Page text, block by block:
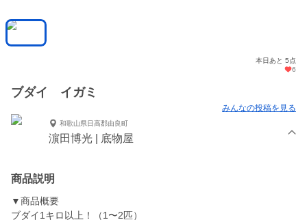
本日あと 5点
6
ブダイ イガミ
みんなの投稿を見る
和歌山県日高郡由良町
濵田博光 | 底物屋
商品説明
▼商品概要
ブダイ1キロ以上！（1〜2匹）